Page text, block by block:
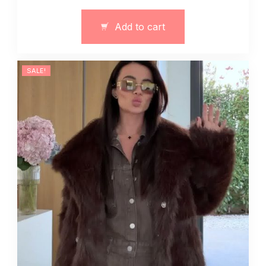
bawełny
13316
quantity
Add to cart
SALE!